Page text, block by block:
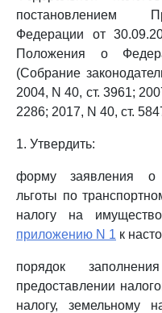
постановлением
Федерации от
Положения о
(Собрание
2004, N 40, ст. 3961;
2286; 2017, N 40, ст.
1. Утвердить:
форму заявления о
льготы по
налогу на
приложению N 1 к
порядок
предоставлении
налогу, земельному